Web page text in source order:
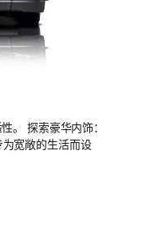
。 探索豪华内饰：
宽敞的生活而设